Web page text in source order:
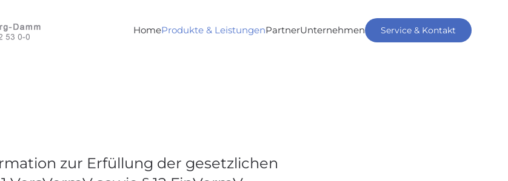
HomeProdukte & LeistungenPartnerUnternehmen Service & Kontakt
zur Erfüllung der gesetzlichen